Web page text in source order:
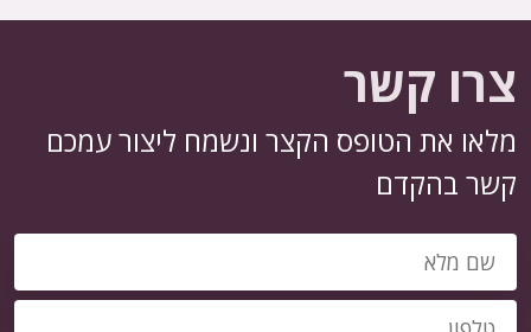
צרו קשר
מלאו את הטופס הקצר ונשמח ליצור עמכם
קשר בהקדם
מייל
מלא